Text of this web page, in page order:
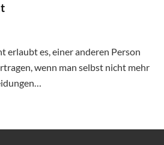
erlaubt es, einer anderen Person
wenn man selbst nicht mehr